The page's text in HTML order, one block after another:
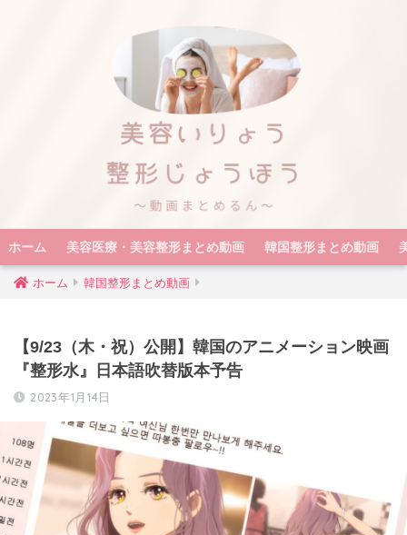
ホーム 美容医療・美容整形まとめ動画 韓国整形まとめ動画
ホーム 韓国整形まとめ動画
【9/23（木・祝）公開】韓国のアニメーション映画
『整形水』日本語吹替版本予告
2023年1月14日